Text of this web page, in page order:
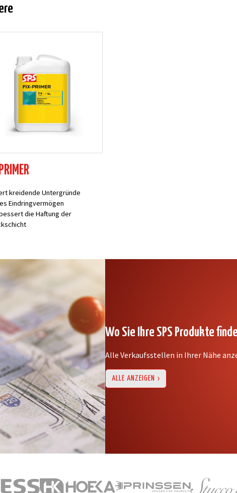
kreidende Untergründe
Eindringvermögen
die Haftung der
Wo Sie Ihre SPS Produkte
Alle Verkaufsstellen in Ihrer Nähe
ALLE ANZEIGEN